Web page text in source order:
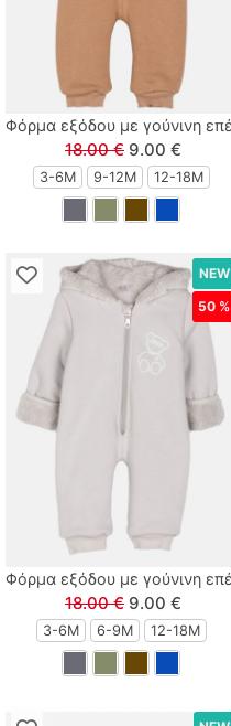
Φόρμα εξόδου με γούνινη
18.00 € 9.00 €
3-6M 9-12Μ 12-18Μ
Φόρμα εξόδου με γούνινη
18.00 € 9.00 €
3-6M 6-9M 12-18Μ
NEW
50 %